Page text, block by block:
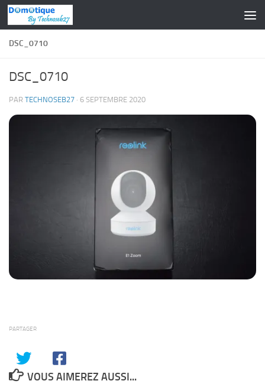
Skip to content
DSC_0710
DSC_0710
PAR TECHNOSEB27 · 6 SEPTEMBRE 2020
PARTAGER
VOUS AIMEREZ AUSSI...